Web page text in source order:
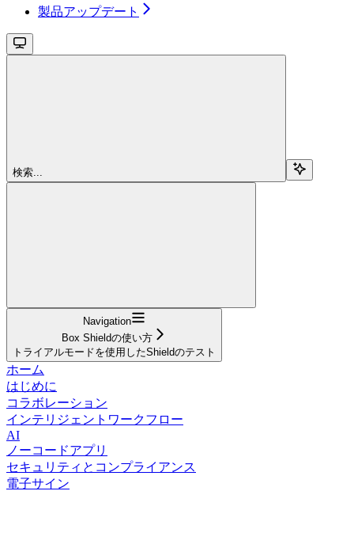
製品アップデート
検索...
Navigation
Box Shieldの使い方
トライアルモードを使用したShieldのテスト
ホーム
はじめに
コラボレーション
インテリジェントワークフロー
AI
ノーコードアプリ
セキュリティとコンプライアンス
電子サイン